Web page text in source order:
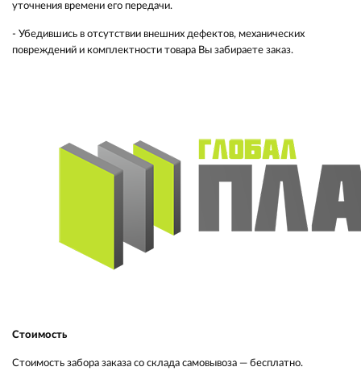
уточнения времени его передачи.
- Убедившись в отсутствии внешних дефектов, механических
повреждений и комплектности товара Вы забираете заказ.
Стоимость
Стоимость забора заказа со склада самовывоза — бесплатно.